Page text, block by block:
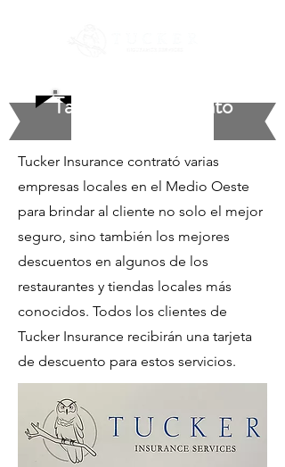
Tarjeta de descuento
Tucker Insurance contrató varias
empresas locales en el Medio Oeste
para brindar al cliente no solo el mejor
seguro, sino también los mejores
descuentos en algunos de los
restaurantes y tiendas locales más
conocidos. Todos los clientes de
Tucker Insurance recibirán una tarjeta
de descuento para estos servicios.